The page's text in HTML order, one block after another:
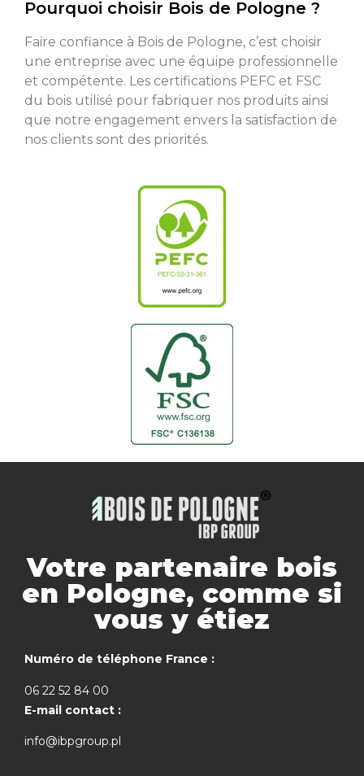
Pourquoi choisir Bois de Pologne ?
Faire confiance à Bois de Pologne, c’est choisir
une entreprise avec une équipe professionnelle
et compétente. Les certifications PEFC et FSC
du bois utilisé pour fabriquer nos produits ainsi
que notre engagement envers la satisfaction de
nos clients sont des priorités.
Votre partenaire bois
en Pologne, comme si
vous y étiez
Numéro de téléphone France :
06 22 52 84 00
E-mail contact :
info@ibpgroup.pl